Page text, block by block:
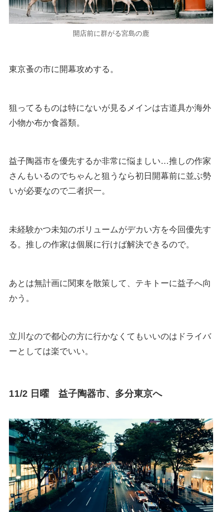
開店前に群がる宮島の鹿
東京蚤の市に開幕攻めする。
狙ってるものは特にないが見るメインは古道具か海外
小物か布か食器類。
益子陶器市を優先するか非常に悩ましい…推しの作家
さんもいるのでちゃんと狙うなら初日開幕前に並ぶ勢
いが必要なので二者択一。
未経験かつ未知のボリュームがデカい方を今回優先す
る。推しの作家は個展に行けば解決できるので。
あとは無計画に関東を散策して、テキトーに益子へ向
かう。
立川なので都心の方に行かなくてもいいのはドライバ
ーとしては楽でいい。
11/2 日曜 益子陶器市、多分東京へ